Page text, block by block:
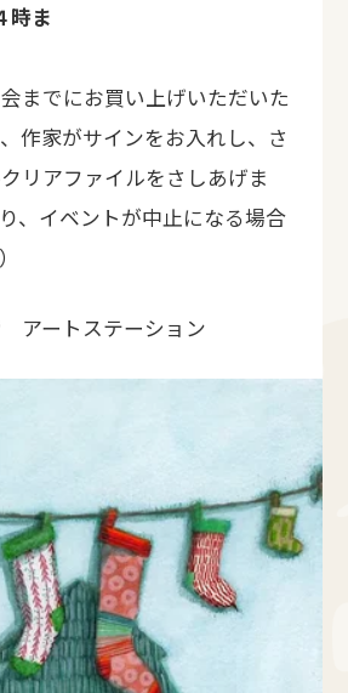
時ま
までにお買い上げいただいた
作家がサインをお入れし、さ
リアファイルをさしあげま
、イベントが中止になる場合
ートステーション